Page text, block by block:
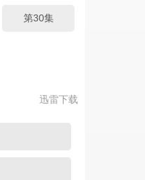
第30集
迅雷下载